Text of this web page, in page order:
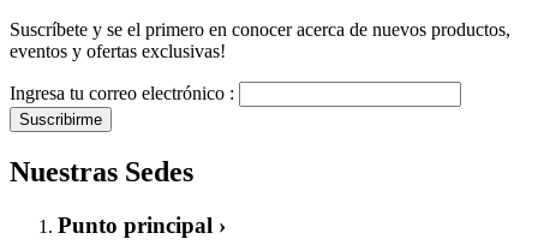
Suscríbete y se el primero en conocer acerca de nuevos productos,
eventos y ofertas exclusivas!
Ingresa tu correo electrónico :
Suscribirme
Nuestras Sedes
Punto principal ›